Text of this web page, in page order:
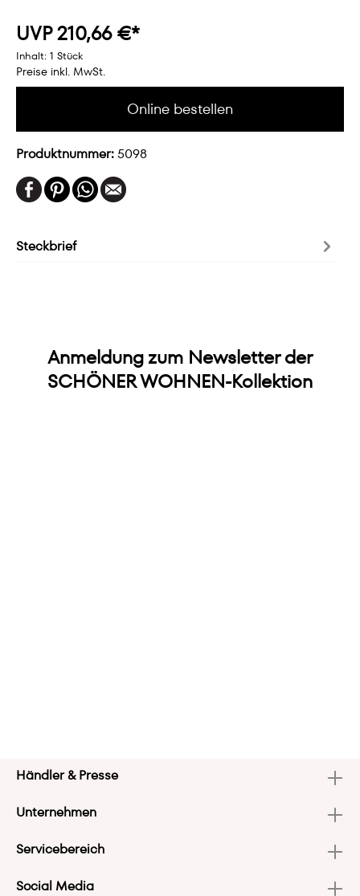
UVP 210,66 €*
Inhalt: 1 Stück
Preise inkl. MwSt.
Online bestellen
Produktnummer:5098
Steckbrief
Anmeldung zum Newsletter der
SCHÖNER WOHNEN-Kollektion
Händler & Presse
Unternehmen
Servicebereich
Social Media